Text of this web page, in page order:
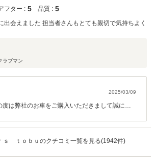
フター : 5 品質 : 5
出会えました 担当者さんもとても親切で気持ちよく
ラブマン
2025/03/09
度は弊社のお車をご購入いただきまして誠にあ
すので、頼って頂ければと思います！ありがと
ｓ ｔｏｂｕのクチコミ一覧を見る(1942件)